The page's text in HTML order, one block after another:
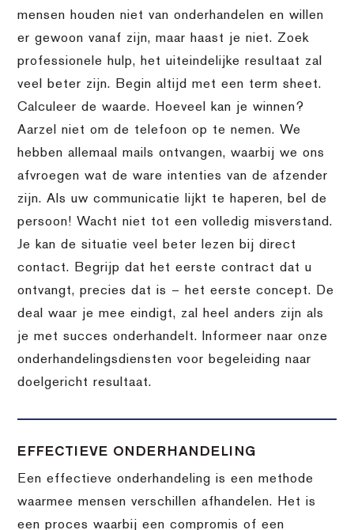
mensen houden niet van onderhandelen en willen
er gewoon vanaf zijn, maar haast je niet. Zoek
professionele hulp, het uiteindelijke resultaat zal
veel beter zijn. Begin altijd met een term sheet.
Calculeer de waarde. Hoeveel kan je winnen?
Aarzel niet om de telefoon op te nemen. We
hebben allemaal mails ontvangen, waarbij we ons
afvroegen wat de ware intenties van de afzender
zijn. Als uw communicatie lijkt te haperen, bel de
persoon! Wacht niet tot een volledig misverstand.
Je kan de situatie veel beter lezen bij direct
contact. Begrijp dat het eerste contract dat u
ontvangt, precies dat is – het eerste concept. De
deal waar je mee eindigt, zal heel anders zijn als
je met succes onderhandelt. Informeer naar onze
onderhandelingsdiensten voor begeleiding naar
doelgericht resultaat.
EFFECTIEVE ONDERHANDELING
Een effectieve onderhandeling is een methode
waarmee mensen verschillen afhandelen. Het is
een proces waarbij een compromis of een